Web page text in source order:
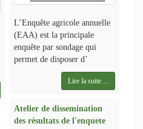
L’Enquête agricole annuelle
(EAA) est la principale
enquête par sondage qui
permet de disposer d’
Lire la suite ...
Atelier de dissemination
des résultats de l'enquete